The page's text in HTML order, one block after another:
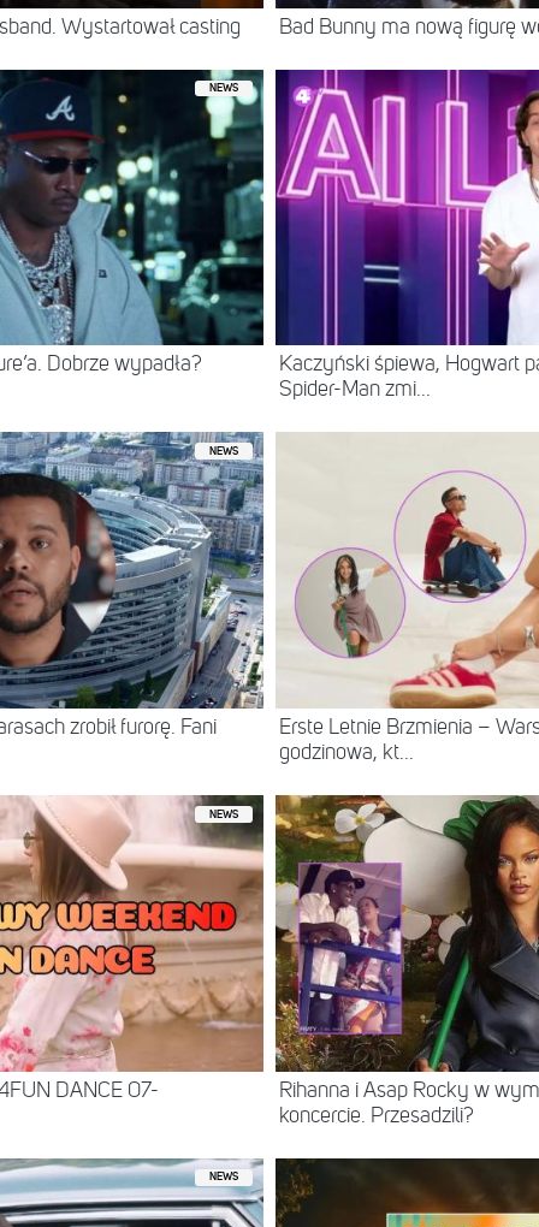
Wystartował casting Bad Bunny ma nową figurę
NEWS
Dobrze wypadła?
Kaczyński śpiewa, Hogwart
Spider-Man zmi...
NEWS
zrobił furorę. Fani
Erste Letnie Brzmienia –
godzinowa, kt...
NEWS
DANCE 07-
Rihanna i Asap Rocky w
koncercie. Przesadzili?
NEWS